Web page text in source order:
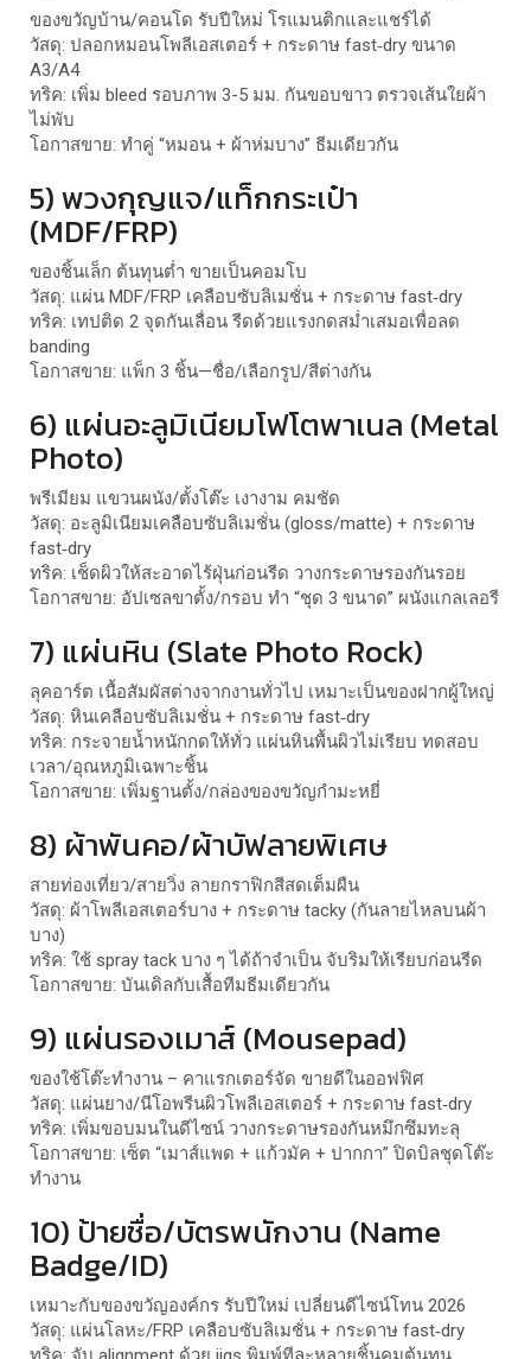
ของขวัญบ้าน/คอนโด รับปีใหม่ โรแมนติกและแชร์ได้
วัสดุ: ปลอกหมอนโพลีเอสเตอร์ + กระดาษ fast‑dry ขนาด
A3/A4
ทริค: เพิ่ม bleed รอบภาพ 3-5 มม. กันขอบขาว ตรวจเส้นใยผ้า
ไม่พับ
โอกาสขาย: ทำคู่ “หมอน + ผ้าห่มบาง” ธีมเดียวกัน
5) พวงกุญแจ/แท็กกระเป๋า
(MDF/FRP)
ของชิ้นเล็ก ต้นทุนต่ำ ขายเป็นคอมโบ
วัสดุ: แผ่น MDF/FRP เคลือบซับลิเมชั่น + กระดาษ fast‑dry
ทริค: เทปติด 2 จุดกันเลื่อน รีดด้วยแรงกดสม่ำเสมอเพื่อลด
banding
โอกาสขาย: แพ็ก 3 ชิ้น—ชื่อ/เลือกรูป/สีต่างกัน
6) แผ่นอะลูมิเนียมโฟโตพาเนล (Metal
Photo)
พรีเมียม แขวนผนัง/ตั้งโต๊ะ เงางาม คมชัด
วัสดุ: อะลูมิเนียมเคลือบซับลิเมชั่น (gloss/matte) + กระดาษ
fast‑dry
ทริค: เช็ดผิวให้สะอาดไร้ฝุ่นก่อนรีด วางกระดาษรองกันรอย
โอกาสขาย: อัปเซลขาตั้ง/กรอบ ทำ “ชุด 3 ขนาด” ผนังแกลเลอรี
7) แผ่นหิน (Slate Photo Rock)
ลุคอาร์ต เนื้อสัมผัสต่างจากงานทั่วไป เหมาะเป็นของฝากผู้ใหญ่
วัสดุ: หินเคลือบซับลิเมชั่น + กระดาษ fast‑dry
ทริค: กระจายน้ำหนักกดให้ทั่ว แผ่นหินพื้นผิวไม่เรียบ ทดสอบ
เวลา/อุณหภูมิเฉพาะชิ้น
โอกาสขาย: เพิ่มฐานตั้ง/กล่องของขวัญกำมะหยี่
8) ผ้าพันคอ/ผ้าบัฟลายพิเศษ
สายท่องเที่ยว/สายวิ่ง ลายกราฟิกสีสดเต็มผืน
วัสดุ: ผ้าโพลีเอสเตอร์บาง + กระดาษ tacky (กันลายไหลบนผ้า
บาง)
ทริค: ใช้ spray tack บาง ๆ ได้ถ้าจำเป็น จับริมให้เรียบก่อนรีด
โอกาสขาย: บันเดิลกับเสื้อทีมธีมเดียวกัน
9) แผ่นรองเมาส์ (Mousepad)
ของใช้โต๊ะทำงาน – คาแรกเตอร์จัด ขายดีในออฟฟิศ
วัสดุ: แผ่นยาง/นีโอพรีนผิวโพลีเอสเตอร์ + กระดาษ fast‑dry
ทริค: เพิ่มขอบมนในดีไซน์ วางกระดาษรองกันหมึกซึมทะลุ
โอกาสขาย: เซ็ต “เมาส์แพด + แก้วมัค + ปากกา” ปิดบิลชุดโต๊ะ
ทำงาน
10) ป้ายชื่อ/บัตรพนักงาน (Name
Badge/ID)
เหมาะกับของขวัญองค์กร รับปีใหม่ เปลี่ยนดีไซน์โทน 2026
วัสดุ: แผ่นโลหะ/FRP เคลือบซับลิเมชั่น + กระดาษ fast‑dry